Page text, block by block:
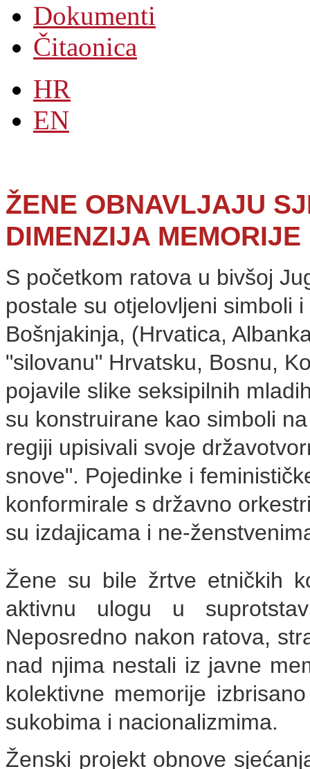
Dokumenti
Čitaonica
HR
EN
ŽENE OBNAVLJAJU
DIMENZIJA MEMORIJE
S početkom ratova u bivšoj
postale su otjelovljeni simboli
Bošnjakinja, (Hrvatica,
"silovanu" Hrvatsku, Bosnu,
pojavile slike seksipilnih
su konstruirane kao simboli
regiji upisivali svoje
snove". Pojedinke i
konformirale s državno
su izdajicama i ne-
Žene su bile žrtve etničkih
aktivnu ulogu u
Neposredno nakon ratova,
nad njima nestali iz javne
kolektivne memorije
sukobima i nacionalizmima.
Ženski projekt obnove